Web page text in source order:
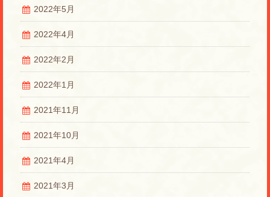
2022年5月
2022年4月
2022年2月
2022年1月
2021年11月
2021年10月
2021年4月
2021年3月